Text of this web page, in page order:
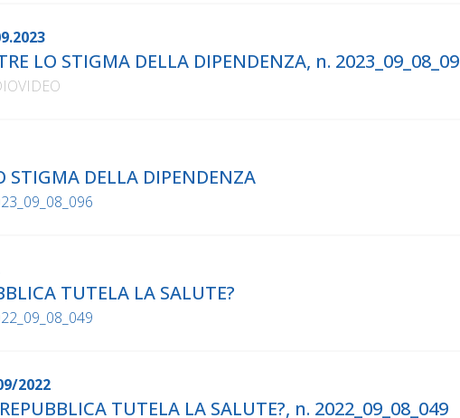
LO STIGMA DELLA DIPENDENZA, n.
STIGMA DELLA DIPENDENZA
TUTELA LA SALUTE?
2022
TUTELA LA SALUTE?, n. 2022_09_08_049